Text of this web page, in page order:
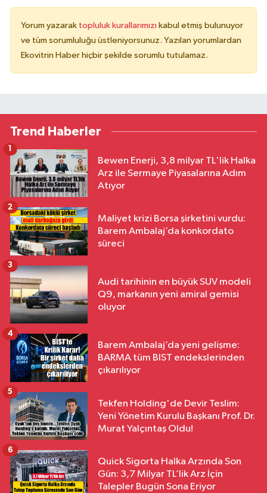
Yorum yazarak topluluk kurallarımızı kabul etmiş bulunuyor
ve tüm sorumluluğu üstleniyorsunuz. Yazılan yorumlardan
Ekovitrin Haber hiçbir şekilde sorumlu tutulamaz.
Trend Haberler
Bewen Enerji, 3,8 milyar TL'lik Halka
Arz ile Sermaye Piyasalarına Adım
Atıyor
1
Maliyet krizi Borsa şirketini vurdu:
Barem Ambalaj’da konkordato
süreci
2
Audi tarihinin en büyük SUV modeli
Q9, markanın yeni amiral gemisi
oluyor
3
Barem Ambalaj’da yeni gelişme:
BARMA tüm BIST endekslerinden
çıkarılıyor
4
Tekfen Holding'de Devir Teslim:
Yeni Yönetim Kurulu Başkanı Prof. Dr.
Murat Yalçıntaş Oldu!
5
Quick Sigorta Halka Arzında Son
Gün: 3,7 Milyar TL’lik Arz İçin
Talepler Bugün Sona Eriyor
6